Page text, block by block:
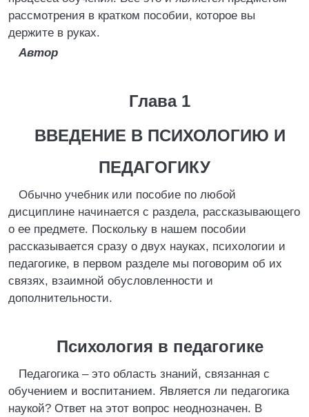
рассмотрения в кратком пособии, которое вы
держите в руках.
Автор
Глава 1
ВВЕДЕНИЕ В ПСИХОЛОГИЮ И
ПЕДАГОГИКУ
Обычно учебник или пособие по любой
дисциплине начинается с раздела, рассказывающего
о ее предмете. Поскольку в нашем пособии
рассказывается сразу о двух науках, психологии и
педагогике, в первом разделе мы поговорим об их
связях, взаимной обусловленности и
дополнительности.
Психология в педагогике
Педагогика – это область знаний, связанная с
обучением и воспитанием. Является ли педагогика
наукой? Ответ на этот вопрос неоднозначен. В